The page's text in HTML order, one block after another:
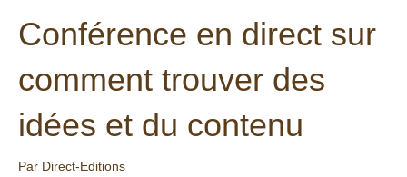
Conférence en direct sur
comment trouver des
idées et du contenu
Par Direct-Editions